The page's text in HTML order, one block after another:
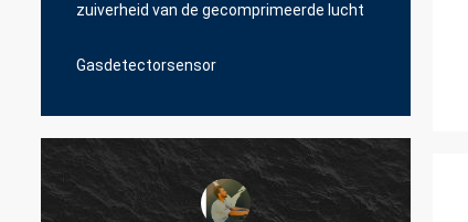
zuiverheid van de gecomprimeerde lucht
Gasdetectorsensor